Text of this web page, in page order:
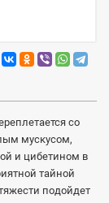
со
мускусом,
и цибетином в
тайной
подойдет